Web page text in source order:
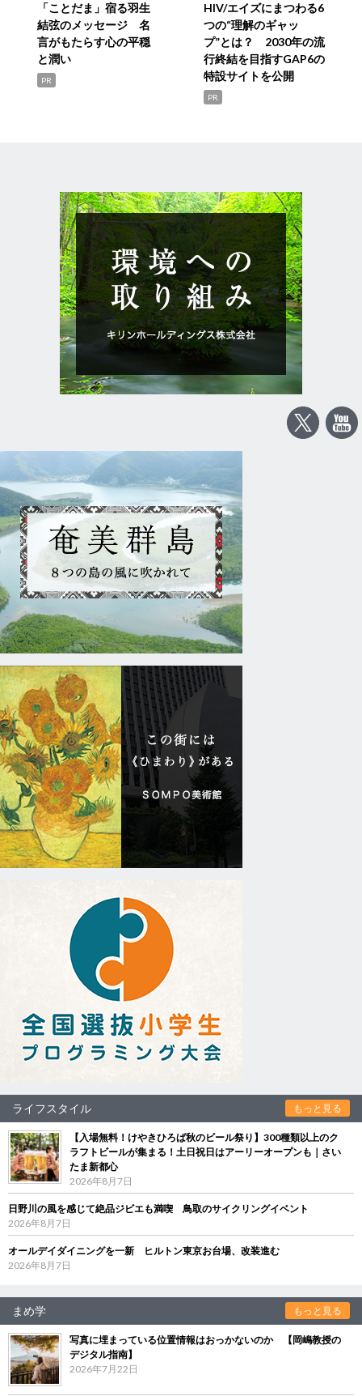
「ことだま」宿る羽生
結弦のメッセージ 名
言がもたらす心の平穏
と潤い
PR
HIV/エイズにまつわる6
つの“理解のギャッ
プ”とは？ 2030年の流
行終結を目指すGAP6の
特設サイトを公開
PR
ライフスタイル もっと見る
【入場無料！けやきひろば秋のビール祭り】300種類以上のク
ラフトビールが集まる！土日祝日はアーリーオープンも｜さい
たま新都心
2026年8月7日
日野川の風を感じて絶品ジビエも満喫 鳥取のサイクリングイベント
2026年8月7日
オールデイダイニングを一新 ヒルトン東京お台場、改装進む
2026年8月7日
まめ学 もっと見る
写真に埋まっている位置情報はおっかないのか 【岡嶋教授の
デジタル指南】
2026年7月22日